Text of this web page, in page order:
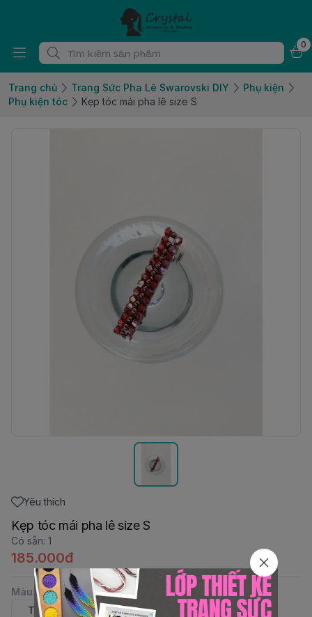
0
Trang chủ Trang Sức Pha Lê Swarovski DIY
Phụ kiện
Phụ kiện tóc
Kẹp tóc mái pha lê size S
Yêu thích
Kẹp tóc mái pha lê size S
Có sẵn: 1
185.000đ
Màu:
Tím
Đỏ Scarlet L.Siam
Siam